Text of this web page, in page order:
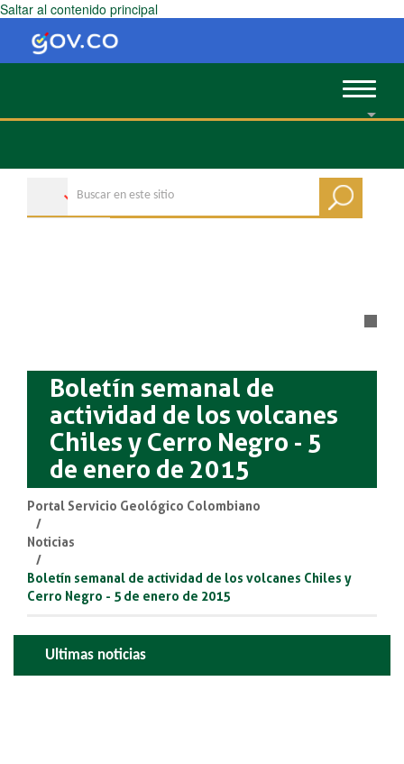
Saltar al contenido principal
Toggle
Boletín semanal de
actividad de los volcanes
Chiles y Cerro Negro - 5
de enero de 2015
Portal Servicio Geológico Colombiano
Noticias
Boletín semanal de actividad de los volcanes Chiles y
Cerro Negro - 5 de enero de 2015
Ultimas noticias